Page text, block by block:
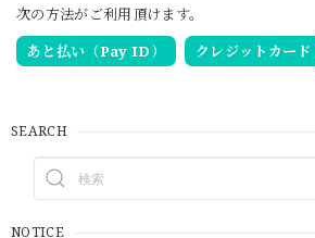
次の方法がご利用頂けます。
あと払い（Pay ID）
クレジットカード
SEARCH
NOTICE